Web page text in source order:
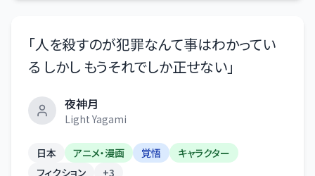
「人を殺すのが犯罪なんて事はわかってい
る しかし もうそれでしか正せない」
夜神月
Light Yagami
日本 アニメ・漫画 覚悟
キャラクター
フィクション
+3